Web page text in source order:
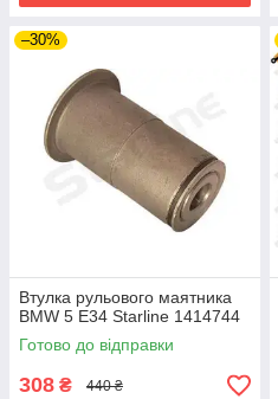
–30%
Втулка рульового маятника
BMW 5 E34 Starline 1414744
Готово до відправки
308 ₴ 440 ₴